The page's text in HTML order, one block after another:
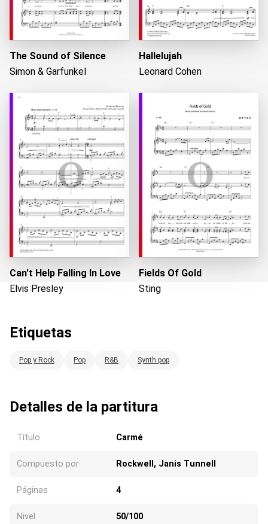
The Sound of Silence
Simon & Garfunkel
Hallelujah
Leonard Cohen
Can't Help Falling In Love
Elvis Presley
Fields Of Gold
Sting
Etiquetas
Pop y Rock Pop R&B Synth pop
Detalles de la partitura
Título Carmé
Compuesto por Rockwell, Janis Tunnell
Páginas 4
Nivel 50/100